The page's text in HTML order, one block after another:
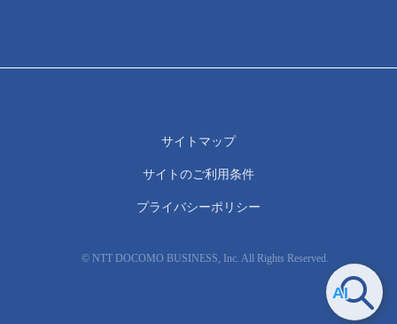
© NTT DOCOMO BUSINESS, Inc. All Rights Reserved.
サイトマップ
サイトのご利用条件
プライバシーポリシー